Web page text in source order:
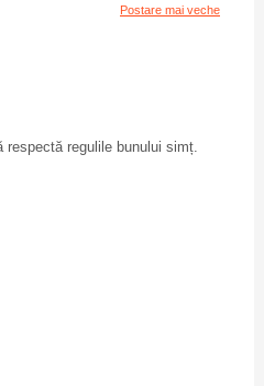
Postare mai veche
regulile bunului simț.